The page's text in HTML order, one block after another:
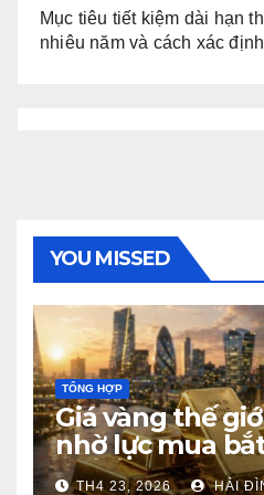
Mục tiêu tiết kiệm dài hạn
nhiêu năm và cách xác
YOU MISSED
TỔNG HỢP
Giá vàng thế
nhờ lực mua
23/4/2026
TH4 23, 2026 HẢI